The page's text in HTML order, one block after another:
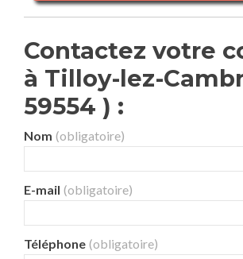
Contactez votre
à Tilloy-lez-
59554 ) :
Nom (obligatoire)
E-mail (obligatoire)
Téléphone (obligatoire)